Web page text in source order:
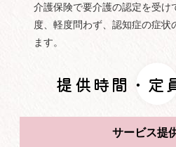
介護保険で要介護の認定を受け
度、軽度問わず、認知症の症状
ます。
提供時間・定
サービス提